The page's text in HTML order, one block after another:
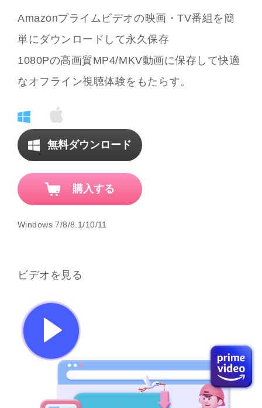
Amazonプライムビデオの映画・TV番組を簡
単にダウンロードして永久保存
1080Pの高画質MP4/MKV動画に保存して快適
なオフライン視聴体験をもたらす。
無料ダウンロード
購入する
Windows 7/8/8.1/10/11
ビデオを見る